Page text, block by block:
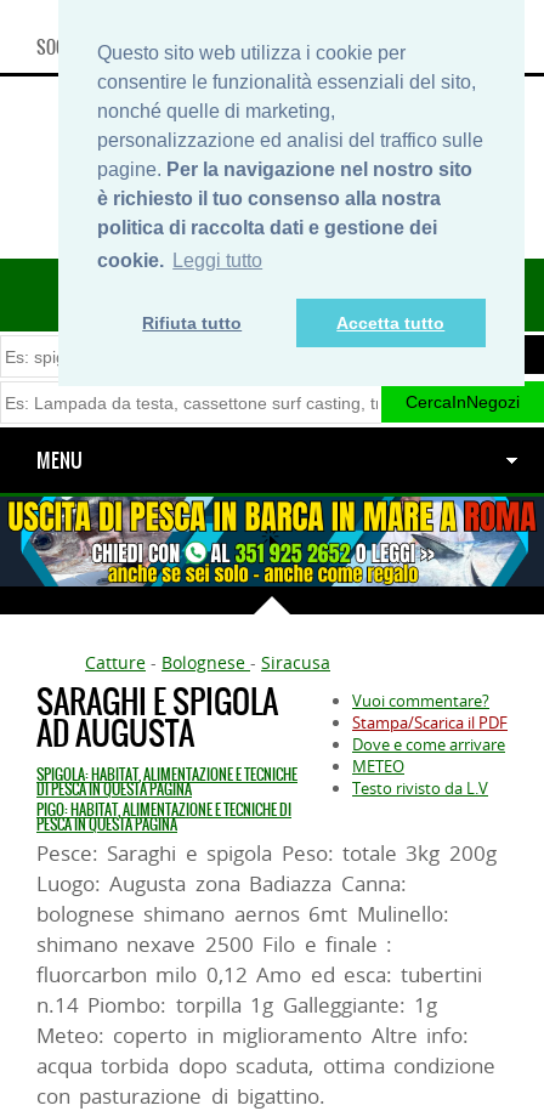
Questo sito web utilizza i cookie per
consentire le funzionalità essenziali del sito,
nonché quelle di marketing,
personalizzazione ed analisi del traffico sulle
pagine. Per la navigazione nel nostro sito
è richiesto il tuo consenso alla nostra
politica di raccolta dati e gestione dei
cookie. Leggi tutto
Rifiuta tutto Accetta tutto
SOCIAL, INFO & SHOP
ITINERARIDIPESCA.IT
MENU
Catture - Bolognese - Siracusa
Vuoi commentare?
Stampa/Scarica il PDF
Dove e come arrivare
METEO
Testo rivisto da L.V
SARAGHI E SPIGOLA
AD AUGUSTA
SPIGOLA: HABITAT, ALIMENTAZIONE E TECNICHE
DI PESCA IN QUESTA PAGINA
PIGO: HABITAT, ALIMENTAZIONE E TECNICHE DI
PESCA IN QUESTA PAGINA
Pesce: Saraghi e spigola Peso: totale 3kg 200g
Luogo: Augusta zona Badiazza Canna:
bolognese shimano aernos 6mt Mulinello:
shimano nexave 2500 Filo e finale :
fluorcarbon milo 0,12 Amo ed esca: tubertini
n.14 Piombo: torpilla 1g Galleggiante: 1g
Meteo: coperto in miglioramento Altre info:
acqua torbida dopo scaduta, ottima condizione
con pasturazione di bigattino.